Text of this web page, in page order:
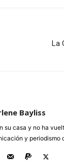
La
Bayliss
su casa y no ha
y periodismo